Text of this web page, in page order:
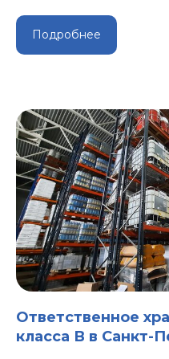
Подробнее
Ответственное
класса В в Санкт-